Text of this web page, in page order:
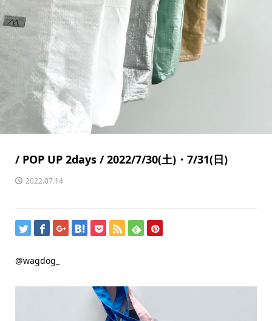
/ POP UP 2days / 2022/7/30(土)・7/31(日)
2022.07.14
@wagdog_